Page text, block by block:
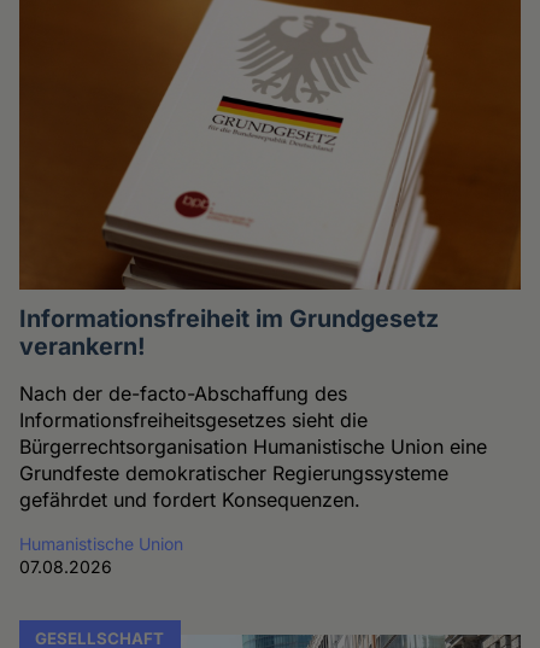
Informationsfreiheit im Grundgesetz
verankern!
Nach der de-facto-Abschaffung des
Informationsfreiheitsgesetzes sieht die
Bürgerrechtsorganisation Humanistische Union eine
Grundfeste demokratischer Regierungssysteme
gefährdet und fordert Konsequenzen.
Humanistische Union
07.08.2026
GESELLSCHAFT